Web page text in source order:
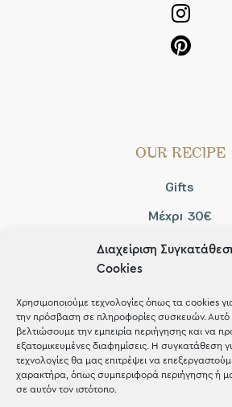
Διαχείριση
Cookies
Χρησιμοποιούμε τεχνολογίες όπως τα cookies
την πρόσβαση σε πληροφορίες συσκευών. Αυτό
βελτιώσουμε την εμπειρία περιήγησης και να
εξατομικευμένες διαφημίσεις. Η συγκατάθεση
τεχνολογίες θα μας επιτρέψει να
χαρακτήρα, όπως συμπεριφορά περιήγησης ή
σε αυτόν τον ιστότοπο.
OUR RECIPE
Gifts
Μέχρι 30€
Blog
Shop the look
ΚΑΤΑΣΤΗΜΑ